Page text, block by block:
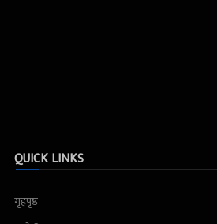
QUICK LINKS
गृहपृष्ठ